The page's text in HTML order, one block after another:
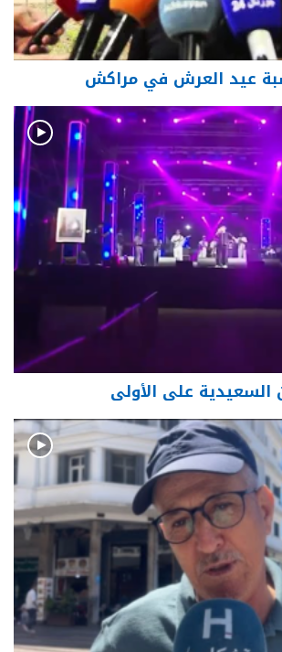
عيد العرش في مراكش
السعيدية على الأولى